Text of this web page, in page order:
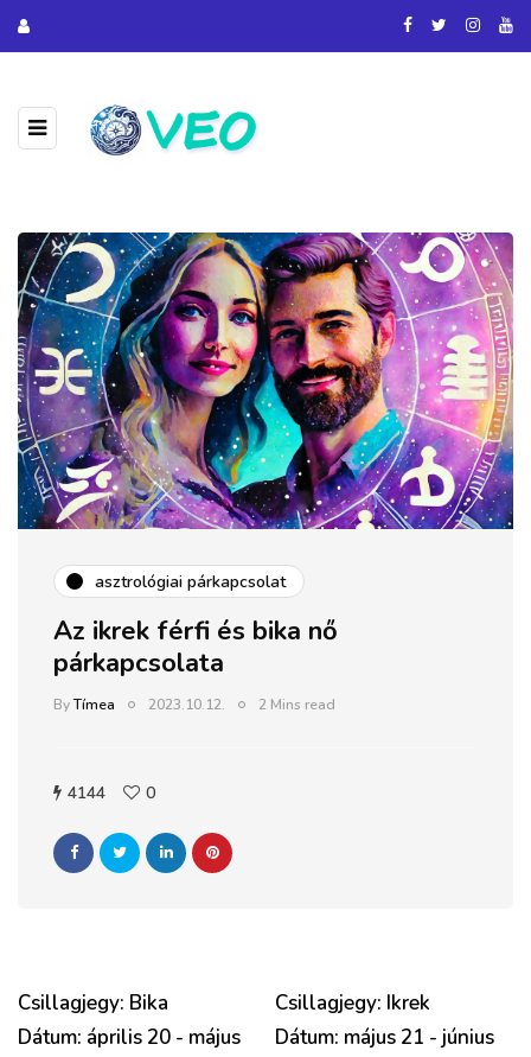
asztrológiai párkapcsolat
Az ikrek férfi és bika nő
párkapcsolata
ByTímea 2023.10.12. 2 Mins read
4144 0
Csillagjegy: Bika
Dátum: április 20 - május
Csillagjegy: Ikrek
Dátum: május 21 - június